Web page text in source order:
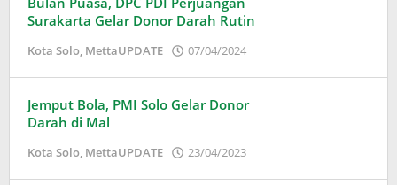
Surakarta Gelar Donor Darah Rutin
Kota Solo, MettaUPDATE 07/04/2024
Jemput Bola, PMI Solo Gelar Donor
Darah di Mal
Kota Solo, MettaUPDATE 23/04/2023